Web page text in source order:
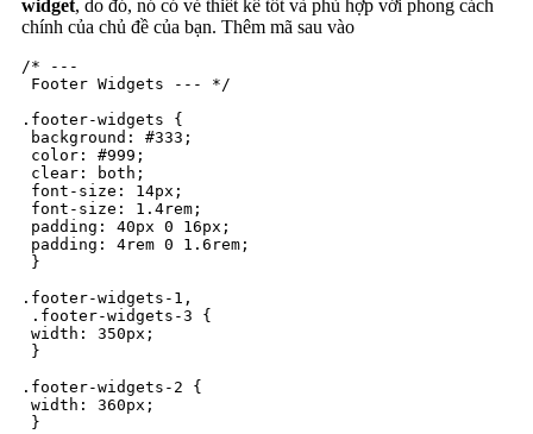
widget, do đó, nó có vẻ thiết kế tốt và phù hợp với phong cách
chính của chủ đề của bạn. Thêm mã sau vào
/* ---
Footer Widgets --- */
.footer-widgets {
background: #333;
color: #999;
clear: both;
font-size: 14px;
font-size: 1.4rem;
padding: 40px 0 16px;
padding: 4rem 0 1.6rem;
}
.footer-widgets-1,
.footer-widgets-3 {
width: 350px;
}
.footer-widgets-2 {
width: 360px;
}